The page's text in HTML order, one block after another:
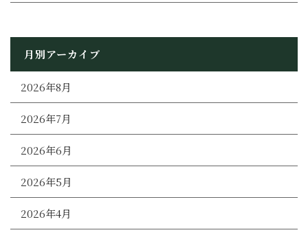
月別アーカイブ
2026年8月
2026年7月
2026年6月
2026年5月
2026年4月